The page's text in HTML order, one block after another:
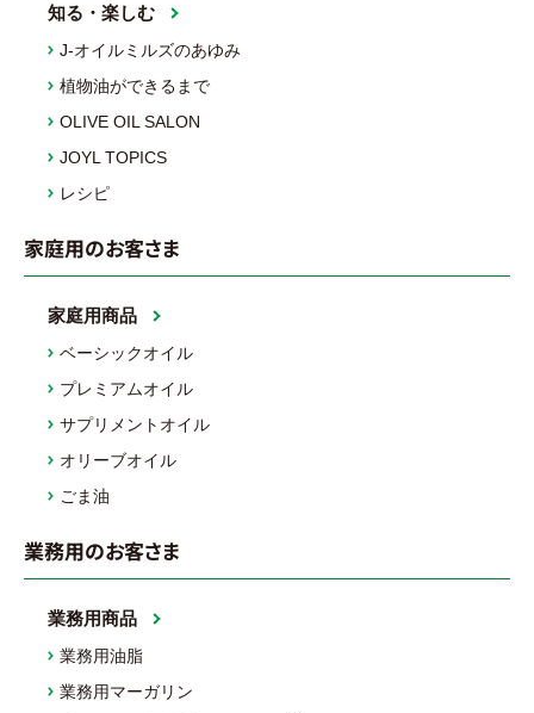
知る・楽しむ
J-オイルミルズのあゆみ
植物油ができるまで
OLIVE OIL SALON
JOYL TOPICS
レシピ
家庭用のお客さま
家庭用商品
ベーシックオイル
プレミアムオイル
サプリメントオイル
オリーブオイル
ごま油
業務用のお客さま
業務用商品
業務用油脂
業務用マーガリン